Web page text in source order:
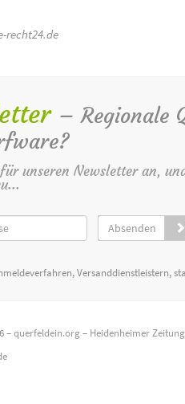
recht24.de
– Regionale
unseren Newsletter an,
Absenden
Versanddienstleistern,
–querfeldein.org– Heidenheimer